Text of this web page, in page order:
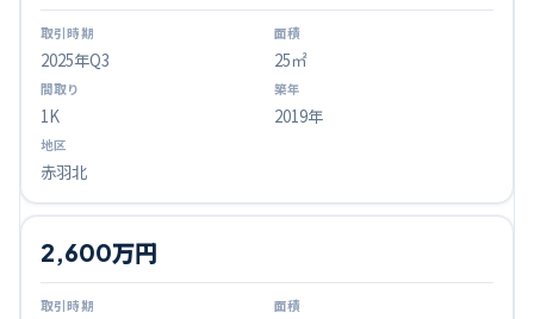
2025年Q3 25㎡
1K 2019年
赤羽北
2,600万円